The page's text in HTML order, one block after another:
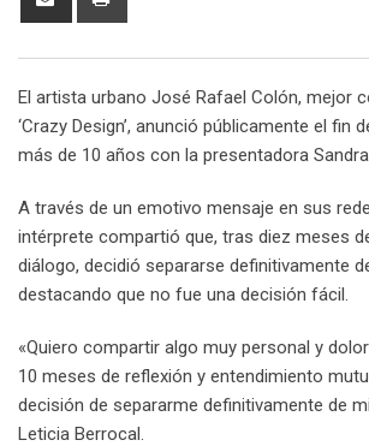
El artista urbano José Rafael Colón, mejor
‘Crazy Design’, anunció públicamente el fin
más de 10 años con la presentadora
A través de un emotivo mensaje en sus
intérprete compartió que, tras diez meses
diálogo, decidió separarse definitivamente
destacando que no fue una decisión fácil.
«Quiero compartir algo muy personal y
10 meses de reflexión y entendimiento
decisión de separarme definitivamente de
Leticia Berrocal.